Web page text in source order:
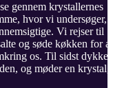
gennem krystallernes
hvor vi undersøger,
Vi rejser til
og søde køkken for at
os. Til sidst dykker
og møder en krystal,